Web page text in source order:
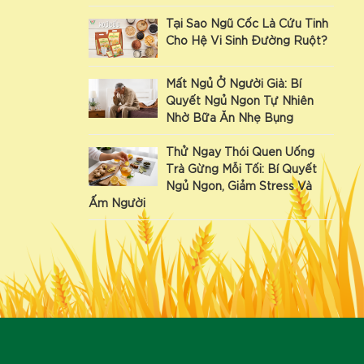
Tại Sao Ngũ Cốc Là Cứu Tinh
Cho Hệ Vi Sinh Đường Ruột?
Mất Ngủ Ở Người Già: Bí
Quyết Ngủ Ngon Tự Nhiên
Nhờ Bữa Ăn Nhẹ Bụng
Thử Ngay Thói Quen Uống
Trà Gừng Mỗi Tối: Bí Quyết
Ngủ Ngon, Giảm Stress Và
Ấm Người